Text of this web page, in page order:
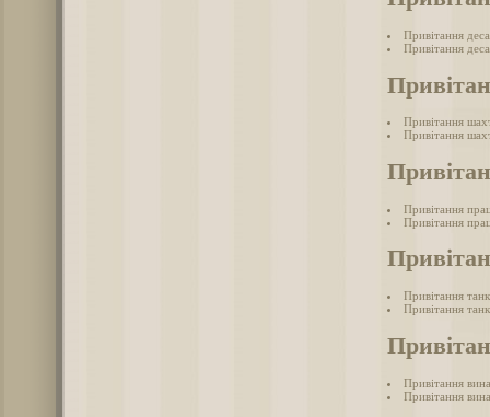
Привітання
Привітання
Привітання
Привітання
Привітання
Привітання
Привітання
Привітання
Привітання
Привітання